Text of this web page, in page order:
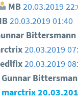
MB20.03.2019
20.03.2019 01:40
Bittersmann
20.03.2019
20.03.2019
Gunnar
marctrix